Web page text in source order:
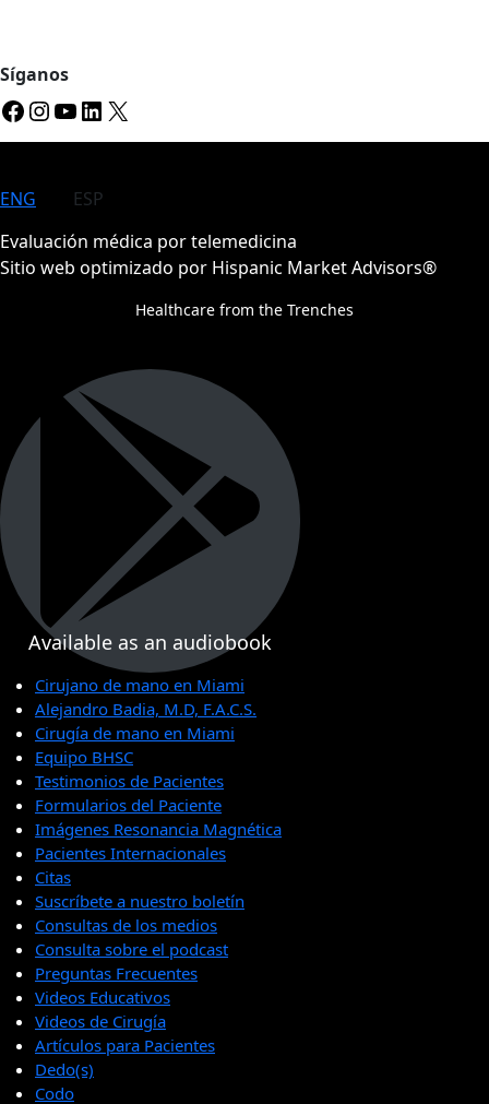
Síganos
Facebook InstagramYouTube LinkedIn X
ENG
ESP
Evaluación médica por telemedicina
Sitio web optimizado por Hispanic Market Advisors®
Healthcare from the Trenches
Available as an audiobook
Cirujano de mano en Miami
Alejandro Badia, M.D, F.A.C.S.
Cirugía de mano en Miami
Equipo BHSC
Testimonios de Pacientes
Formularios del Paciente
Imágenes Resonancia Magnética
Pacientes Internacionales
Citas
Suscríbete a nuestro boletín
Consultas de los medios
Consulta sobre el podcast
Preguntas Frecuentes
Videos Educativos
Videos de Cirugía
Artículos para Pacientes
Dedo(s)
Codo